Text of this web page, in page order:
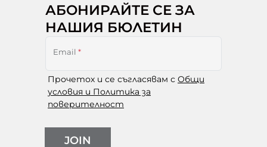
АБОНИРАЙТЕ СЕ ЗА
НАШИЯ БЮЛЕТИН
Email *
Прочетох и се съгласявам с Общи
условия и Политика за
поверителност
JOIN